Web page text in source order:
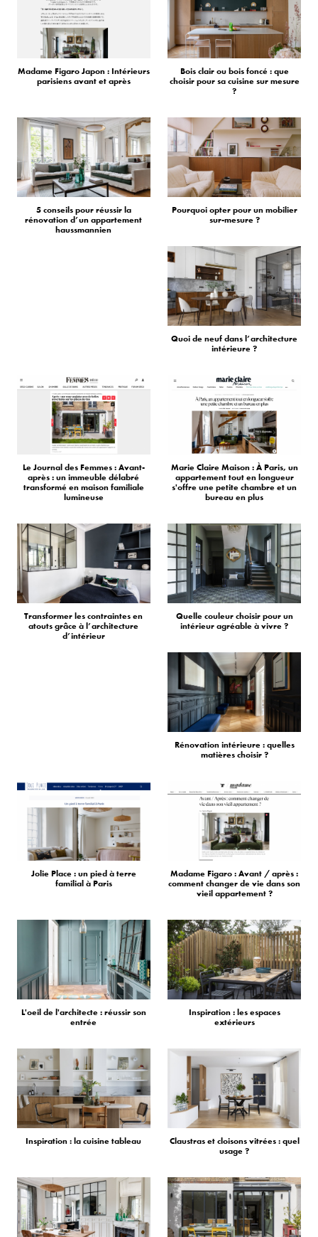
Madame Figaro Japon : Intérieurs
parisiens avant et après
Bois clair ou bois foncé : que
choisir pour sa cuisine sur mesure
?
5 conseils pour réussir la
rénovation d’un appartement
haussmannien
Pourquoi opter pour un mobilier
sur-mesure ?
Quoi de neuf dans l’architecture
intérieure ?
Le Journal des Femmes : Avant-
après : un immeuble délabré
transformé en maison familiale
lumineuse
Marie Claire Maison : À Paris, un
appartement tout en longueur
s'offre une petite chambre et un
bureau en plus
Transformer les contraintes en
atouts grâce à l’architecture
d’intérieur
Quelle couleur choisir pour un
intérieur agréable à vivre ?
Rénovation intérieure : quelles
matières choisir ?
Jolie Place : un pied à terre
familial à Paris
Madame Figaro : Avant / après :
comment changer de vie dans son
vieil appartement ?
L'oeil de l'architecte : réussir son
entrée
Inspiration : les espaces
extérieurs
Inspiration : la cuisine tableau
Claustras et cloisons vitrées : quel
usage ?